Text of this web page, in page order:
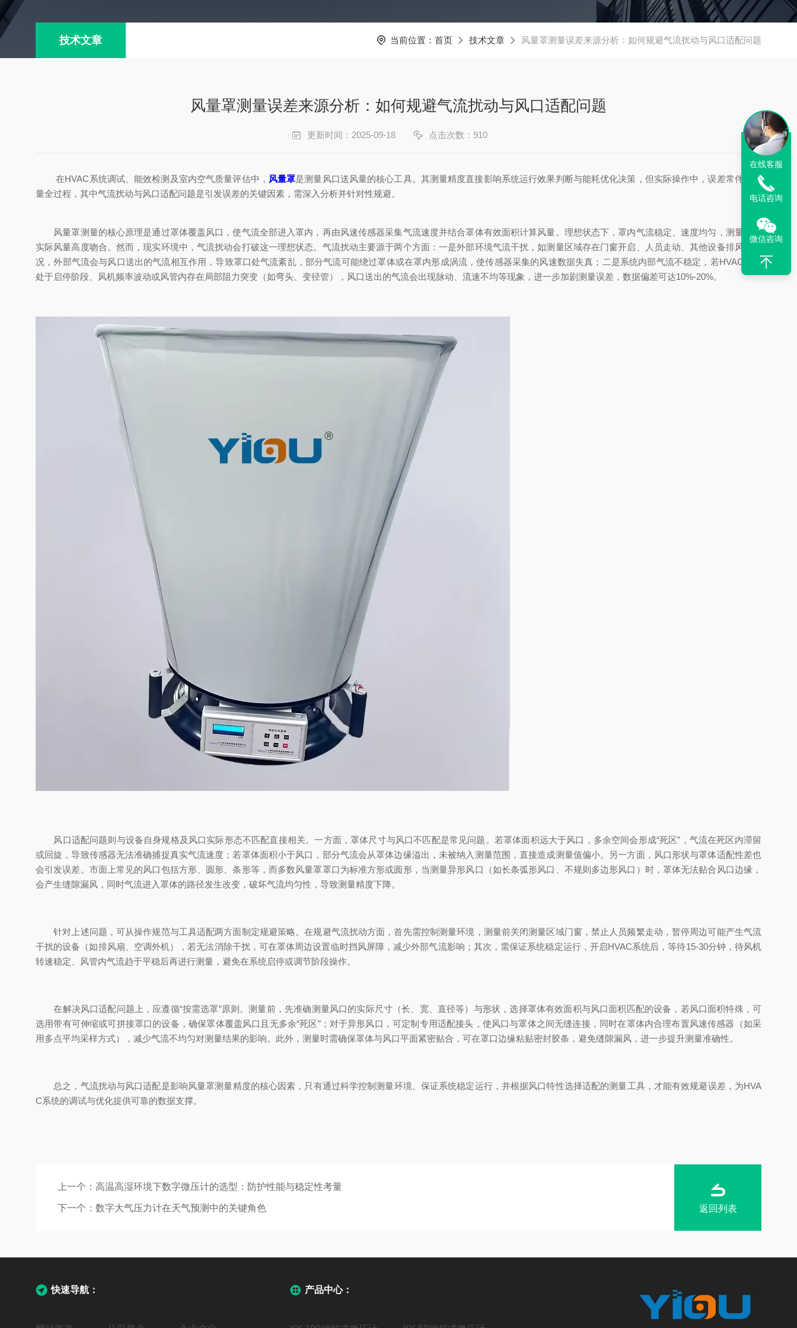
技术文章 当前位置： 首页 技术文章 风量罩测量误差来源分析：如何规避气流扰动与风口适配问题
风量罩测量误差来源分析：如何规避气流扰动与风口适配问题
更新时间：2025-09-18 点击次数：910
在HVAC系统调试、能效检测及室内空气质量评估中， 风量罩是测量风口送风量的核心工具。其测量精度直接影响系统运行效果判断与能耗优化决策，但实际操作中，误差常伴随测
量全过程，其中气流扰动与风口适配问题是引发误差的关键因素，需深入分析并针对性规避。
风量罩测量的核心原理是通过罩体覆盖风口，使气流全部进入罩内，再由风速传感器采集气流速度并结合罩体有效面积计算风量。理想状态下，罩内气流稳定、速度均匀，测量值与
实际风量高度吻合。然而，现实环境中，气流扰动会打破这一理想状态。气流扰动主要源于两个方面：一是外部环境气流干扰，如测量区域存在门窗开启、人员走动、其他设备排风等情
况，外部气流会与风口送出的气流相互作用，导致罩口处气流紊乱，部分气流可能绕过罩体或在罩内形成涡流，使传感器采集的风速数据失真；二是系统内部气流不稳定，若HVAC系统
处于启停阶段、风机频率波动或风管内存在局部阻力突变（如弯头、变径管），风口送出的气流会出现脉动、流速不均等现象，进一步加剧测量误差，数据偏差可达10%-20%。
风口适配问题则与设备自身规格及风口实际形态不匹配直接相关。一方面，罩体尺寸与风口不匹配是常见问题。若罩体面积远大于风口，多余空间会形成“死区”，气流在死区内滞留
或回旋，导致传感器无法准确捕捉真实气流速度；若罩体面积小于风口，部分气流会从罩体边缘溢出，未被纳入测量范围，直接造成测量值偏小。另一方面，风口形状与罩体适配性差也
会引发误差。市面上常见的风口包括方形、圆形、条形等，而多数风量罩罩口为标准方形或圆形，当测量异形风口（如长条弧形风口、不规则多边形风口）时，罩体无法贴合风口边缘，
会产生缝隙漏风，同时气流进入罩体的路径发生改变，破坏气流均匀性，导致测量精度下降。
针对上述问题，可从操作规范与工具适配两方面制定规避策略。在规避气流扰动方面，首先需控制测量环境，测量前关闭测量区域门窗，禁止人员频繁走动，暂停周边可能产生气流
干扰的设备（如排风扇、空调外机），若无法消除干扰，可在罩体周边设置临时挡风屏障，减少外部气流影响；其次，需保证系统稳定运行，开启HVAC系统后，等待15-30分钟，待风机
转速稳定、风管内气流趋于平稳后再进行测量，避免在系统启停或调节阶段操作。
在解决风口适配问题上，应遵循“按需选罩”原则。测量前，先准确测量风口的实际尺寸（长、宽、直径等）与形状，选择罩体有效面积与风口面积匹配的设备，若风口面积特殊，可
选用带有可伸缩或可拼接罩口的设备，确保罩体覆盖风口且无多余“死区”；对于异形风口，可定制专用适配接头，使风口与罩体之间无缝连接，同时在罩体内合理布置风速传感器（如采
用多点平均采样方式），减少气流不均匀对测量结果的影响。此外，测量时需确保罩体与风口平面紧密贴合，可在罩口边缘粘贴密封胶条，避免缝隙漏风，进一步提升测量准确性。
总之，气流扰动与风口适配是影响风量罩测量精度的核心因素，只有通过科学控制测量环境、保证系统稳定运行，并根据风口特性选择适配的测量工具，才能有效规避误差，为HVA
C系统的调试与优化提供可靠的数据支撑。
上一个： 高温高湿环境下数字微压计的选型：防护性能与稳定性考量
下一个： 数字大气压力计在天气预测中的关键角色 返回列表
快速导航： 产品中心：
在线客服
电话咨询
微信咨询